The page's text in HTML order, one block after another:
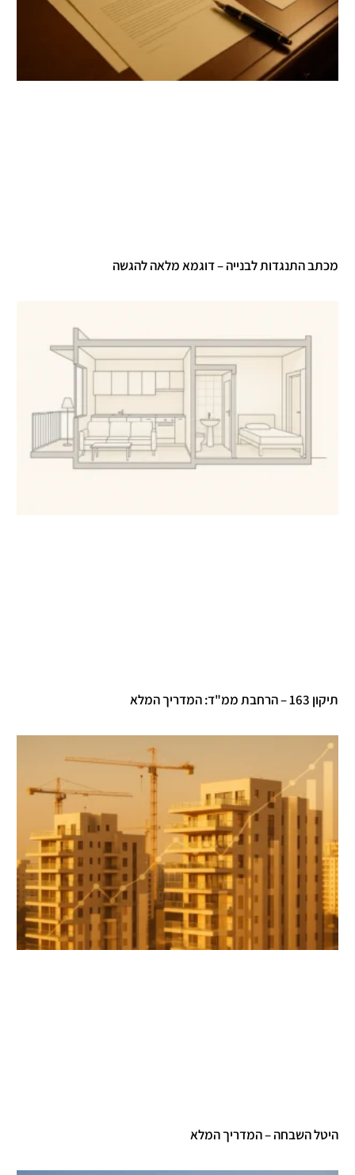
מכתב התנגדות לבנייה – דוגמא מלאה להגשה
תיקון 163 – הרחבת ממ"ד: המדריך המלא
היטל השבחה – המדריך המלא